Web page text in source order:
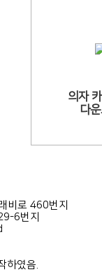
의자
다
비로 460번지
6번지
하였음.